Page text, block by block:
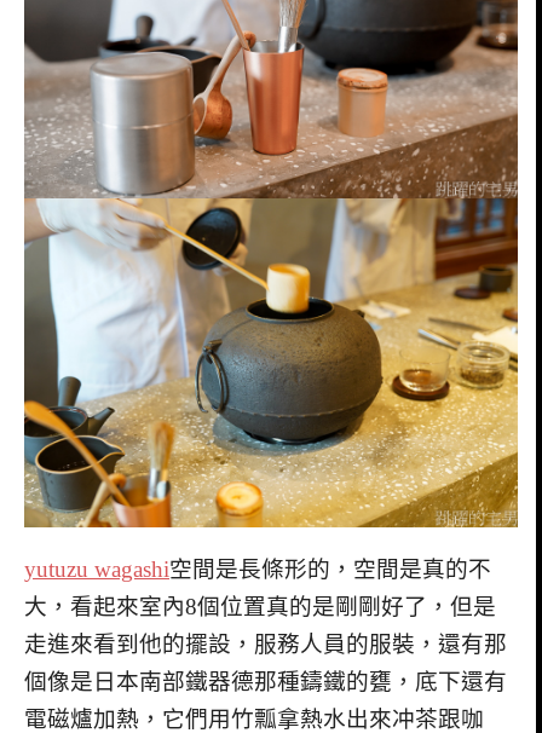
yutuzu wagashi空間是長條形的，空間是真的不
大，看起來室內8個位置真的是剛剛好了，但是
走進來看到他的擺設，服務人員的服裝，還有那
個像是日本南部鐵器德那種鑄鐵的甕，底下還有
電磁爐加熱，它們用竹瓢拿熱水出來冲茶跟咖